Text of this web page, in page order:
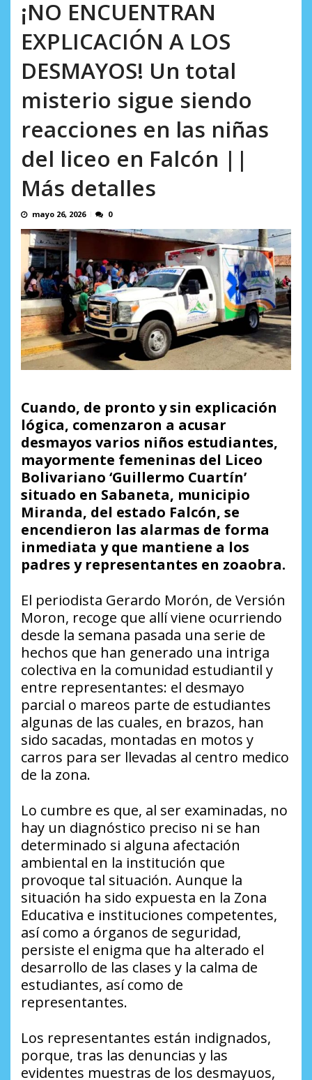
¡NO ENCUENTRAN
EXPLICACIÓN A LOS
DESMAYOS! Un total
misterio sigue siendo
reacciones en las niñas
del liceo en Falcón ||
Más detalles
mayo 26, 2026 0
Cuando, de pronto y sin explicación
lógica, comenzaron a acusar
desmayos varios niños estudiantes,
mayormente femeninas del Liceo
Bolivariano ‘Guillermo Cuartín’
situado en Sabaneta, municipio
Miranda, del estado Falcón, se
encendieron las alarmas de forma
inmediata y que mantiene a los
padres y representantes en zoaobra.
El periodista Gerardo Morón, de Versión
Moron, recoge que allí viene ocurriendo
desde la semana pasada una serie de
hechos que han generado una intriga
colectiva en la comunidad estudiantil y
entre representantes: el desmayo
parcial o mareos parte de estudiantes
algunas de las cuales, en brazos, han
sido sacadas, montadas en motos y
carros para ser llevadas al centro medico
de la zona.
Lo cumbre es que, al ser examinadas, no
hay un diagnóstico preciso ni se han
determinado si alguna afectación
ambiental en la institución que
provoque tal situación. Aunque la
situación ha sido expuesta en la Zona
Educativa e instituciones competentes,
así como a órganos de seguridad,
persiste el enigma que ha alterado el
desarrollo de las clases y la calma de
estudiantes, así como de
representantes.
Los representantes están indignados,
porque, tras las denuncias y las
evidentes muestras de los desmayuos,